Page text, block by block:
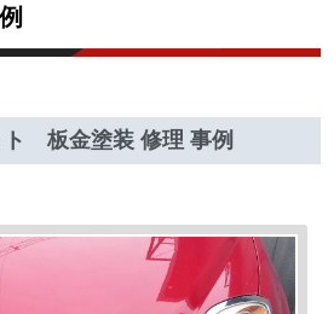
ト 板金塗装 修理 事例